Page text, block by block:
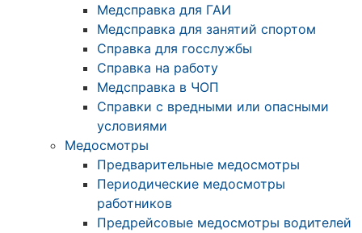
Медсправка для ГАИ
Медсправка для занятий спортом
Справка для госслужбы
Справка на работу
Медсправка в ЧОП
Справки с вредными или опасными
условиями
Медосмотры
Предварительные медосмотры
Периодические медосмотры
работников
Предрейсовые медосмотры водителей